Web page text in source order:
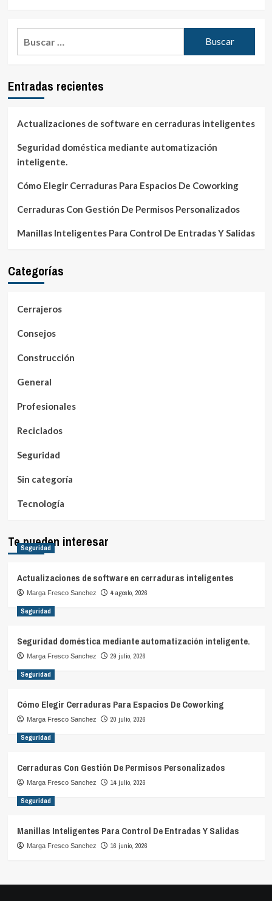
Entradas recientes
Actualizaciones de software en cerraduras inteligentes
Seguridad doméstica mediante automatización
inteligente.
Cómo Elegir Cerraduras Para Espacios De Coworking
Cerraduras Con Gestión De Permisos Personalizados
Manillas Inteligentes Para Control De Entradas Y Salidas
Categorías
Cerrajeros
Consejos
Construcción
General
Profesionales
Reciclados
Seguridad
Sin categoría
Tecnología
Te pueden interesar
Seguridad
Actualizaciones de software en cerraduras inteligentes
Marga Fresco Sanchez 4 agosto, 2026
Seguridad
Seguridad doméstica mediante automatización inteligente.
Marga Fresco Sanchez 29 julio, 2026
Seguridad
Cómo Elegir Cerraduras Para Espacios De Coworking
Marga Fresco Sanchez 20 julio, 2026
Seguridad
Cerraduras Con Gestión De Permisos Personalizados
Marga Fresco Sanchez 14 julio, 2026
Seguridad
Manillas Inteligentes Para Control De Entradas Y Salidas
Marga Fresco Sanchez 16 junio, 2026